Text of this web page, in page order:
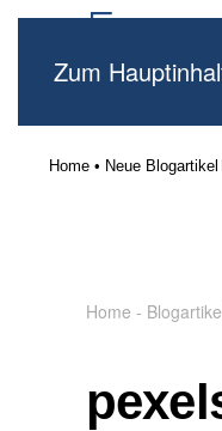
Zum
Home • Neue Blogartikel
Home -